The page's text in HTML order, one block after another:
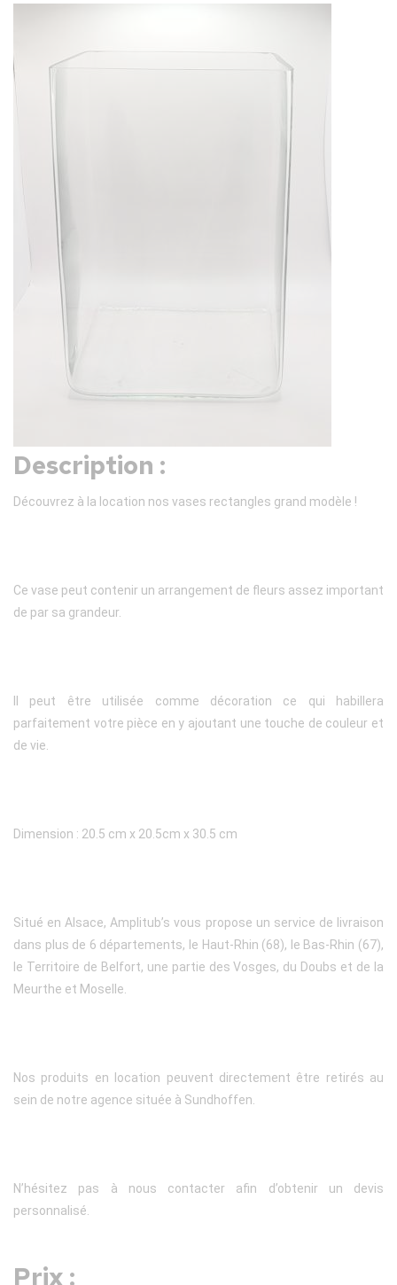
Description :
Découvrez à la location nos vases rectangles grand modèle !
Ce vase peut contenir un arrangement de fleurs assez important
de par sa grandeur.
Il peut être utilisée comme décoration ce qui habillera
parfaitement votre pièce en y ajoutant une touche de couleur et
de vie.
Dimension : 20.5 cm x 20.5cm x 30.5 cm
Situé en Alsace, Amplitub’s vous propose un service de livraison
dans plus de 6 départements, le Haut-Rhin (68), le Bas-Rhin (67),
le Territoire de Belfort, une partie des Vosges, du Doubs et de la
Meurthe et Moselle.
Nos produits en location peuvent directement être retirés au
sein de notre agence située à Sundhoffen.
N’hésitez pas à nous contacter afin d’obtenir un devis
personnalisé.
Prix :